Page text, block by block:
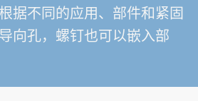
据不同的应用、部件和紧固
向孔，螺钉也可以嵌入部